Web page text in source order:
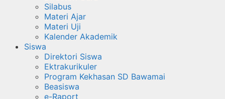
Silabus
Materi Ajar
Materi Uji
Kalender Akademik
Siswa
Direktori Siswa
Ektrakurikuler
Program Kekhasan SD Bawamai
Beasiswa
e-Raport